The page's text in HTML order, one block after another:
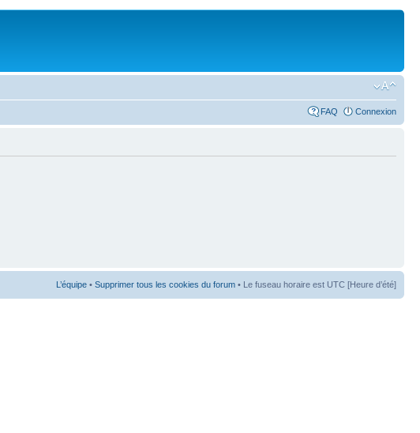
FAQ Connexion
L’équipe • Supprimer tous les cookies du forum • Le fuseau horaire est UTC [Heure d’été]